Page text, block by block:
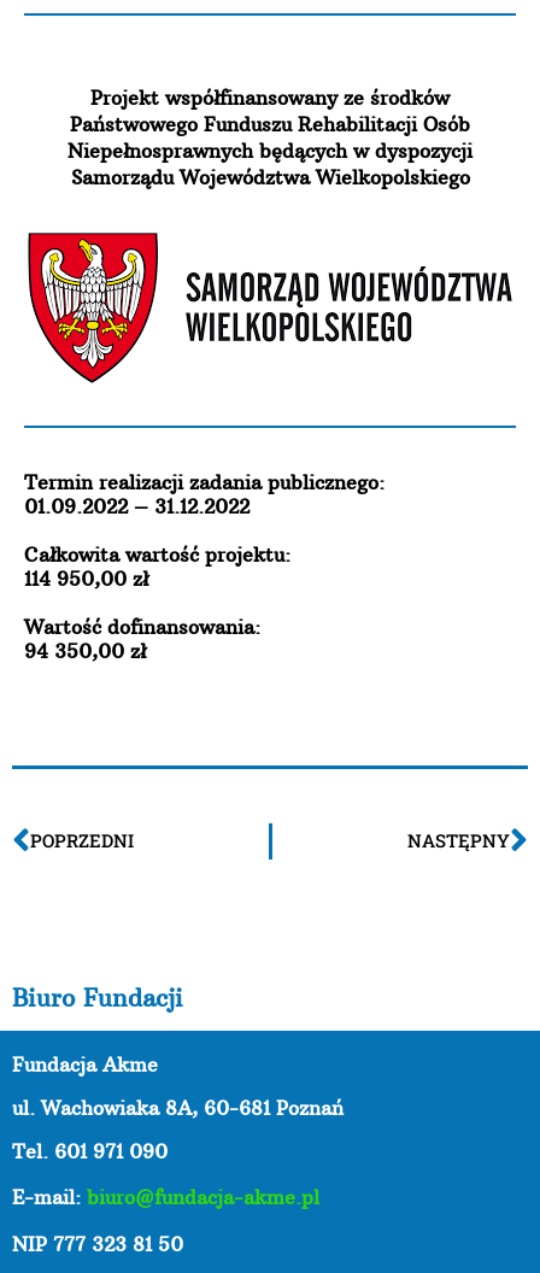
Projekt współfinansowany ze środków
Państwowego Funduszu Rehabilitacji Osób
Niepełnosprawnych będących w dyspozycji
Samorządu Województwa Wielkopolskiego
Termin realizacji zadania publicznego:
01.09.2022 – 31.12.2022
Całkowita wartość projektu:
114 950,00 zł
Wartość dofinansowania:
94 350,00 zł
POPRZEDNI NASTĘPNY
Biuro Fundacji
Fundacja Akme
ul. Wachowiaka 8A, 60-681 Poznań
Tel. 601 971 090
E-mail: biuro@fundacja-akme.pl
NIP 777 323 81 50